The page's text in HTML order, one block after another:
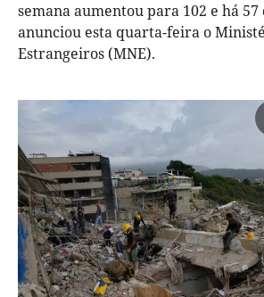
semana aumentou para 102 e há 57
anunciou esta quarta-feira o
Estrangeiros (MNE).